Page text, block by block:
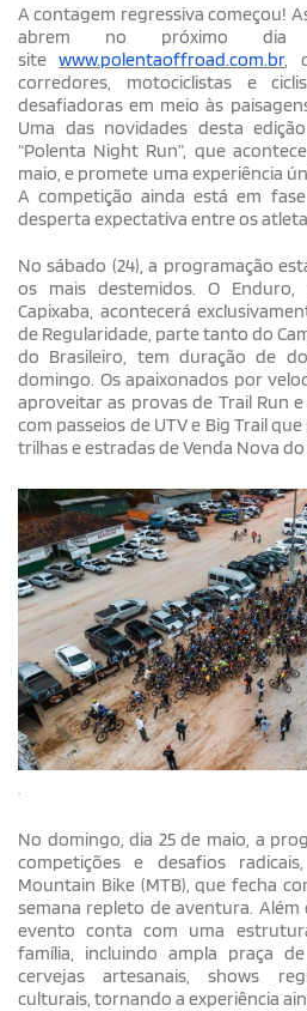
A contagem regressiva começou!
abrem no próximo
sitewww.polentaoffroad.com.br,
corredores, motociclistas e
desafiadoras em meio às
Uma das novidades desta
“Polenta Night Run”, que
maio, e promete uma experiência
A competição ainda está em
desperta expectativa entre os
No sábado (24), a programação
os mais destemidos. O Enduro,
Capixaba, acontecerá
de Regularidade, parte tanto do
do Brasileiro, tem duração de
domingo. Os apaixonados por
aproveitar as provas de Trail Run
com passeios de UTV e Big Trail
trilhas e estradas de Venda Nova
No domingo, dia 25 de maio, a
competições e desafios
Mountain Bike (MTB), que fecha
semana repleto de aventura.
evento conta com uma
família, incluindo ampla praça
cervejas artesanais, shows
culturais, tornando a experiência